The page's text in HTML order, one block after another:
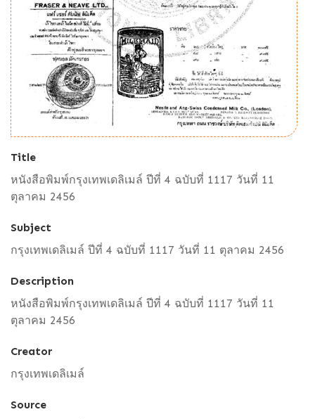
Title
หนังสือพิมพ์กรุงเทพเดลิเมล์ ปีที่ 4 ฉบับที่ 1117 วันที่ 11
ตุลาคม 2456
Subject
กรุงเทพเดลิเมล์ ปีที่ 4 ฉบับที่ 1117 วันที่ 11 ตุลาคม 2456
Description
หนังสือพิมพ์กรุงเทพเดลิเมล์ ปีที่ 4 ฉบับที่ 1117 วันที่ 11
ตุลาคม 2456
Creator
กรุงเทพเดลิเมล์
Source